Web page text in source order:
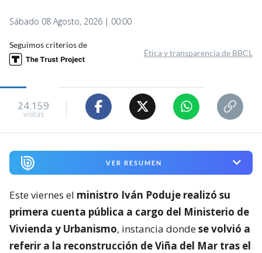
Sábado 08 Agosto, 2026 | 00:00
Seguimos criterios de
Ética y transparencia de BBCL
24.159
visitas
VER RESUMEN
Este viernes el ministro Iván Poduje realizó su
primera cuenta pública a cargo del Ministerio de
Vivienda y Urbanismo, instancia dondese volvió a
referir a la reconstrucción de Viña del Mar tras el